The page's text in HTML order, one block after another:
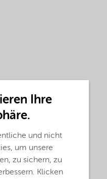
Ihre
und nicht
um unsere
zu sichern, zu
Klicken